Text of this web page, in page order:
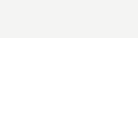
for Delta Elektronik A